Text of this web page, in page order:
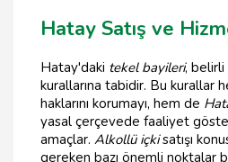
Hatay Satış ve
Hatay'daki tekel bayileri, belirli
kurallarına tabidir. Bu kurallar
haklarını korumayı, hem de
yasal çerçevede faaliyet
amaçlar. Alkollü içkisatışı
gereken bazı önemli noktalar